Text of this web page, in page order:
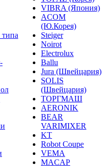
VIBRA (Япония)
ACOM
(Ю.Корея)
Steiger
Noirot
Electrolux
Ballu
Jura (Швейцария)
SOLIS
(Швейцария)
ТОРГМАШ
AERONIK
BEAR
VARIMIXER
KT
Robot Coupe
VEMA
MACAP